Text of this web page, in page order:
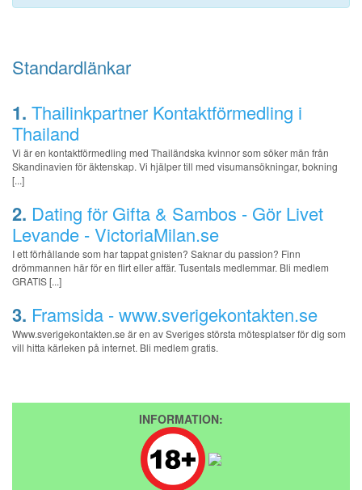
Standardlänkar
1. Thailinkpartner Kontaktförmedling i
Thailand
Vi är en kontaktförmedling med Thailändska kvinnor som söker män från
Skandinavien för äktenskap. Vi hjälper till med visumansökningar, bokning
[...]
2. Dating för Gifta & Sambos - Gör Livet
Levande - VictoriaMilan.se
I ett förhållande som har tappat gnisten? Saknar du passion? Finn
drömmannen här för en flirt eller affär. Tusentals medlemmar. Bli medlem
GRATIS [...]
3. Framsida - www.sverigekontakten.se
Www.sverigekontakten.se är en av Sveriges största mötesplatser för dig som
vill hitta kärleken på internet. Bli medlem gratis.
INFORMATION: